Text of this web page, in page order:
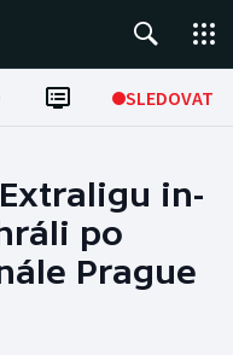
SLEDOVAT
in-
po
Prague